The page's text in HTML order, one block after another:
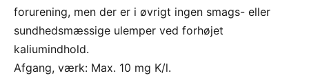
forurening, men der er i øvrigt ingen smags- eller
sundhedsmæssige ulemper ved forhøjet
kaliumindhold.
Afgang, værk: Max. 10 mg K/l.